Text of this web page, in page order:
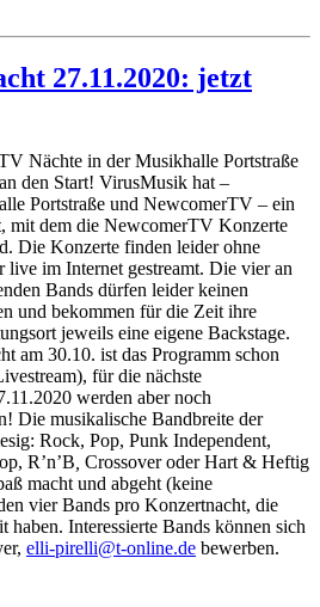
27.11.2020: jetzt
Nächte in der Musikhalle Portstraße
den Start! VirusMusik hat –
Portstraße und NewcomerTV – ein
mit dem die NewcomerTV Konzerte
Die Konzerte finden leider ohne
live im Internet gestreamt. Die vier an
Bands dürfen leider keinen
und bekommen für die Zeit ihre
jeweils eine eigene Backstage.
am 30.10. ist das Programm schon
für die nächste
werden aber noch
Die musikalische Bandbreite der
Rock, Pop, Punk Independent,
R’n’B Crossover oder Hart & Heftig
macht und abgeht (keine
vier Bands pro Konzertnacht, die
Interessierte Bands können sich
ed.en
ilno-
t@ill
erip-
ille
bewerben.